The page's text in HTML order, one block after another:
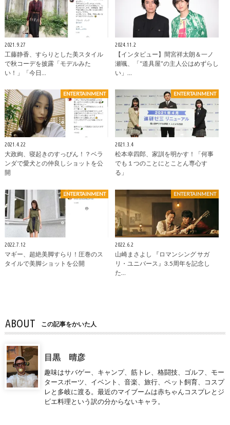
2021.9.27
工藤静香、すらりとした美スタイル
で秋コーデを披露「モデルみた
い！」「今日…
2024.11.2
【インタビュー】間宮祥太朗＆一ノ
瀬颯、「“道具屋”の主人公はめずらし
い」…
ENTERTAINMENT
2021.4.22
大政絢、寝起きのすっぴん！？ベラ
ンダで愛犬との仲良しショットを公
開
ENTERTAINMENT
2021.3.4
松本幸四郎、家訓を明かす！「何事
でも１つのことにとことん専心す
る」
ENTERTAINMENT
2022.7.12
マギー、超絶美脚すらり！圧巻のス
タイルで美脚ショットを公開
ENTERTAINMENT
2022.6.2
山崎まさよし 『ロマンシング サガ
リ・ユニバース』3.5周年を記念し
た…
ABOUT この記事をかいた人
目黒 晴彦
趣味はサバゲー、キャンプ、筋トレ、格闘技、ゴルフ、モー
タースポーツ、イベント、音楽、旅行、ペット飼育、コスプ
レと多岐に渡る。最近のマイブームは赤ちゃんコスプレとジ
ビエ料理という訳の分からないキャラ。